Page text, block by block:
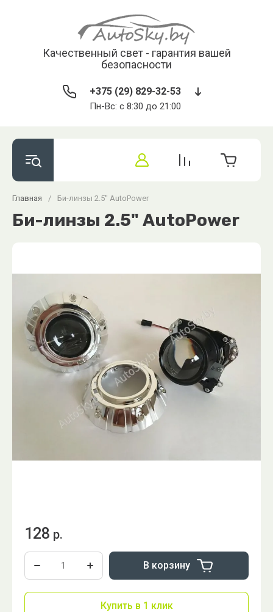
Качественный свет - гарантия вашей
безопасности
+375 (29) 829-32-53
Пн-Вс: с 8:30 до 21:00
Главная / Би-линзы 2.5'' AutoPower
Би-линзы 2.5" AutoPower
128 р.
В корзину
Купить в 1 клик